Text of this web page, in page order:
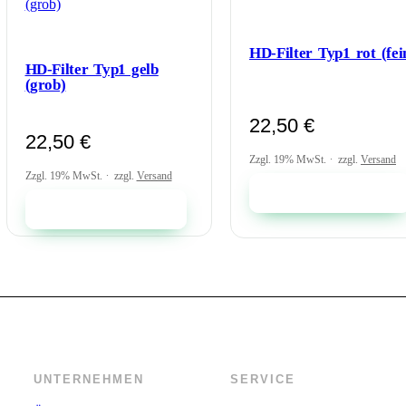
HD-Filter Typ1 gelb
(grob)
22,50 €
Zzgl. 19% MwSt. zzgl. Versand
HD-Filter Typ1 rot
22,50 €
Zzgl. 19% MwSt. zzgl. Versand
UNTERNEHMEN SERVICE